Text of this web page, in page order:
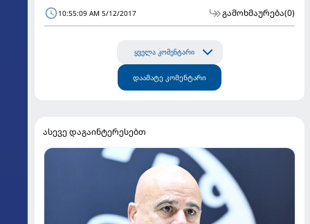
10:55:09 AM 5/12/2017 გამოხმაურება(0)
ყველა კომენტარი
დაამატე კომენტარი
ასევე დაგაინტერესებთ